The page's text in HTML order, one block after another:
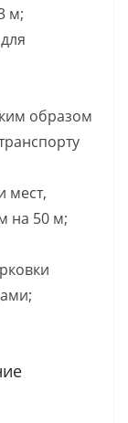
м;
образом
мест,
на 50 м;